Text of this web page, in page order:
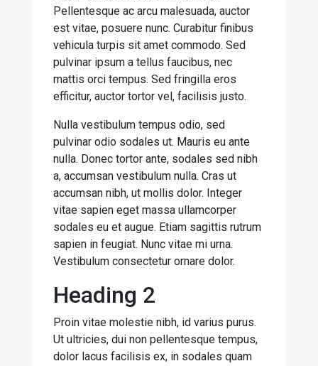
Pellentesque ac arcu malesuada, auctor
est vitae, posuere nunc. Curabitur finibus
vehicula turpis sit amet commodo. Sed
pulvinar ipsum a tellus faucibus, nec
mattis orci tempus. Sed fringilla eros
efficitur, auctor tortor vel, facilisis justo.
Nulla vestibulum tempus odio, sed
pulvinar odio sodales ut. Mauris eu ante
nulla. Donec tortor ante, sodales sed nibh
a, accumsan vestibulum nulla. Cras ut
accumsan nibh, ut mollis dolor. Integer
vitae sapien eget massa ullamcorper
sodales eu et augue. Etiam sagittis rutrum
sapien in feugiat. Nunc vitae mi urna.
Vestibulum consectetur ornare dolor.
Heading 2
Proin vitae molestie nibh, id varius purus.
Ut ultricies, dui non pellentesque tempus,
dolor lacus facilisis ex, in sodales quam